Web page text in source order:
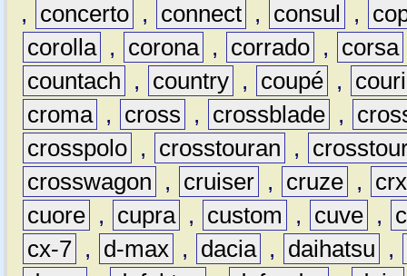
,
concerto , connect , consul ,
corolla , corona , corrado , corsa
countach
, country , coupé ,
croma , cross , crossblade ,
crosspolo , crosstouran ,
crosswagon
, cruiser , cruze ,
crx
cuore , cupra , custom , cuve ,
cx-7 , d-max , dacia , daihatsu
,